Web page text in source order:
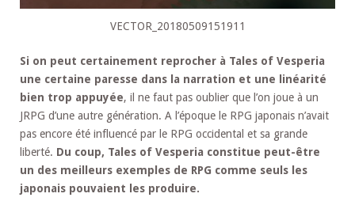
VECTOR_20180509151911
Si on peut certainement reprocher à Tales of Vesperia
une certaine paresse dans la narration et une linéarité
bien trop appuyée, il ne faut pas oublier que l’on joue à un
JRPG d’une autre génération. A l’époque le RPG japonais n’avait
pas encore été influencé par le RPG occidental et sa grande
liberté. Du coup, Tales of Vesperia constitue peut-être
un des meilleurs exemples de RPG comme seuls les
japonais pouvaient les produire.